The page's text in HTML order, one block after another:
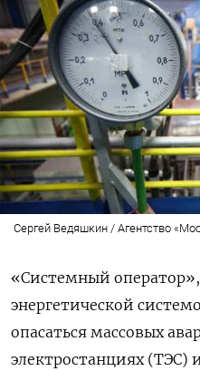
Сергей Ведяшкин / Агентство
«Системный
энергетической
опасаться массовых
электростанциях (ТЭС)